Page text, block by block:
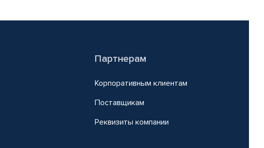
Партнерам
Корпоративным клиентам
Поставщикам
Реквизиты компании